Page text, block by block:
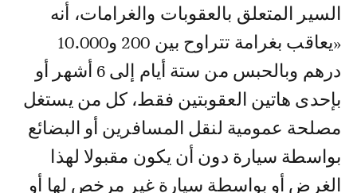
السير المتعلق بالعقوبات والغرامات، أنه
«يعاقب بغرامة تتراوح بين 200 و10.000
درهم وبالحبس من ستة أيام إلى 6 أشهر أو
بإحدى هاتين العقوبتين فقط، كل من يستغل
مصلحة عمومية لنقل المسافرين أو البضائع
بواسطة سيارة دون أن يكون مقبولا لهذا
الغرض أو بواسطة سيارة غير مرخص لها أو